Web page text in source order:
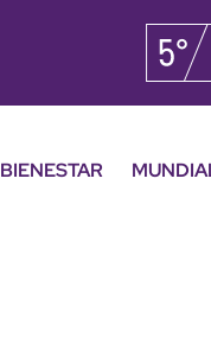
BIENESTAR